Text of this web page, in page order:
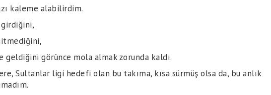
kaleme alabilirdim.
geldiğini görünce mola almak zorunda kaldı.
Sultanlar ligi hedefi olan bu takıma, kısa sürmüş olsa da, bu anlık